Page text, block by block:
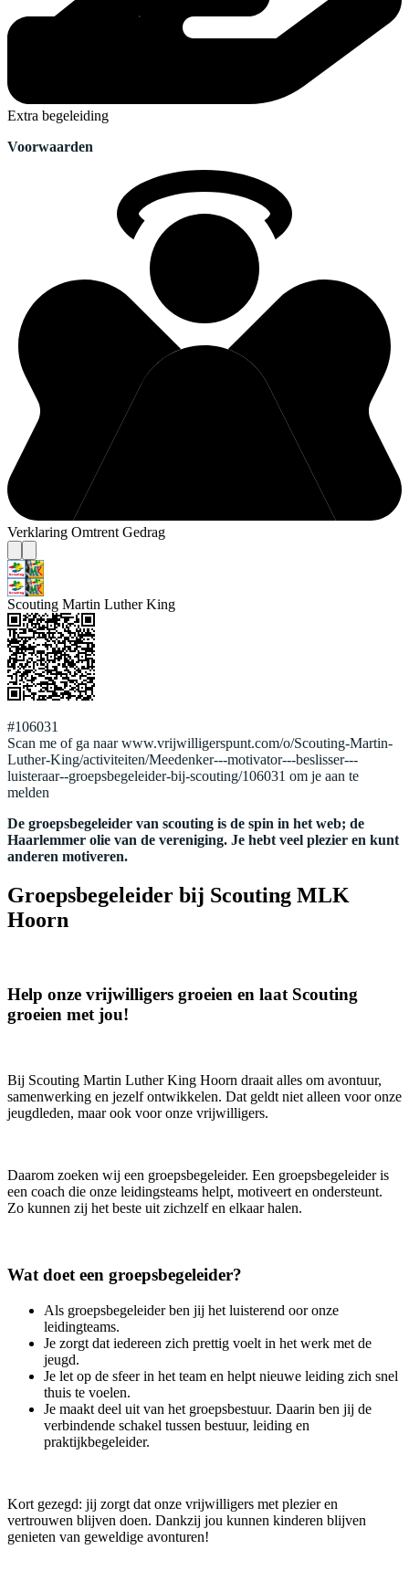
Extra begeleiding
Voorwaarden
Verklaring Omtrent Gedrag
Scouting Martin Luther King
#106031
Scan me of ga naar www.vrijwilligerspunt.com/o/Scouting-Martin-
Luther-King/activiteiten/Meedenker---motivator---beslisser---
luisteraar--groepsbegeleider-bij-scouting/106031 om je aan te
melden
De groepsbegeleider van scouting is de spin in het web; de
Haarlemmer olie van de vereniging. Je hebt veel plezier en kunt
anderen motiveren.
Groepsbegeleider bij Scouting MLK
Hoorn
Help onze vrijwilligers groeien en laat Scouting
groeien met jou!
Bij Scouting Martin Luther King Hoorn draait alles om avontuur,
samenwerking en jezelf ontwikkelen. Dat geldt niet alleen voor onze
jeugdleden, maar ook voor onze vrijwilligers.
Daarom zoeken wij een groepsbegeleider. Een groepsbegeleider is
een coach die onze leidingsteams helpt, motiveert en ondersteunt.
Zo kunnen zij het beste uit zichzelf en elkaar halen.
Wat doet een groepsbegeleider?
Als groepsbegeleider ben jij het luisterend oor onze
leidingteams.
Je zorgt dat iedereen zich prettig voelt in het werk met de
jeugd.
Je let op de sfeer in het team en helpt nieuwe leiding zich snel
thuis te voelen.
Je maakt deel uit van het groepsbestuur. Daarin ben jij de
verbindende schakel tussen bestuur, leiding en
praktijkbegeleider.
Kort gezegd: jij zorgt dat onze vrijwilligers met plezier en
vertrouwen blijven doen. Dankzij jou kunnen kinderen blijven
genieten van geweldige avonturen!